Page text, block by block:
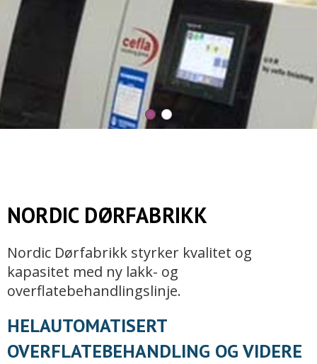
NORDIC DØRFABRIKK
Nordic Dørfabrikk styrker kvalitet og
kapasitet med ny lakk- og
overflatebehandlingslinje.
HELAUTOMATISERT
OVERFLATEBEHANDLING OG VIDERE